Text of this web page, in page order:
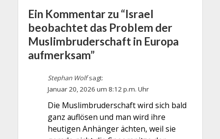
Ein Kommentar zu “Israel
beobachtet das Problem der
Muslimbruderschaft in Europa
aufmerksam”
Stephan Wolf sagt:
Januar 20, 2026 um 8:12 p.m. Uhr
Die Muslimbruderschaft wird sich bald
ganz auflösen und man wird ihre
heutigen Anhänger ächten, weil sie